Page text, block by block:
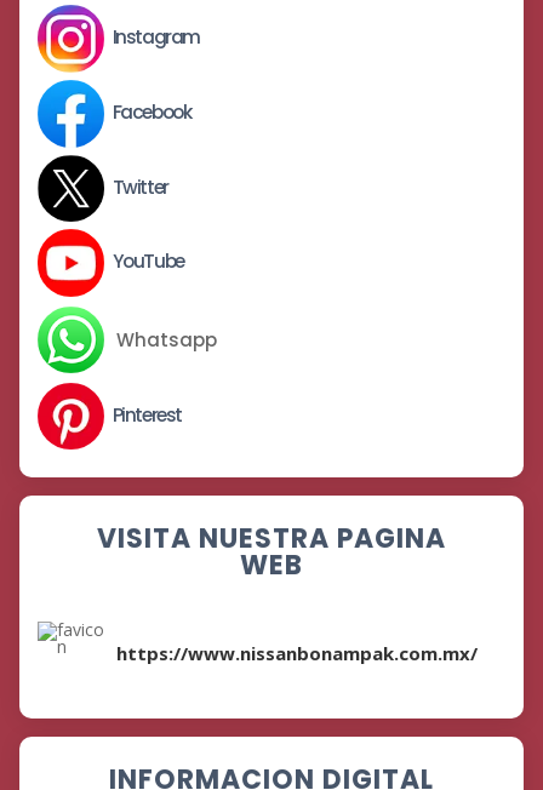
Instagram
Facebook
Twitter
YouTube
Whatsapp
Pinterest
VISITA NUESTRA PAGINA
WEB
https://www.nissanbonampak.com.mx/
INFORMACION DIGITAL